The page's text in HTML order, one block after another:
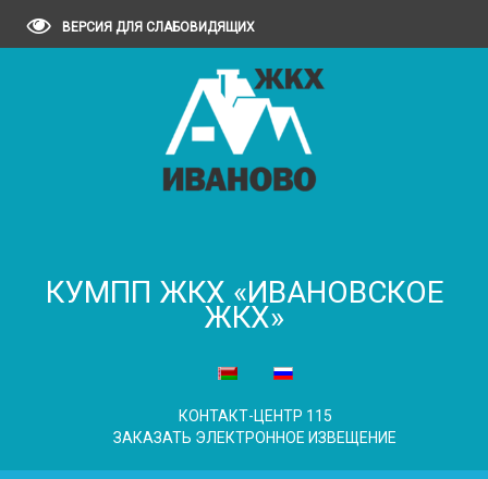
ВЕРСИЯ ДЛЯ СЛАБОВИДЯЩИХ
КУМПП ЖКХ «ИВАНОВСКОЕ
ЖКХ»
КОНТАКТ-ЦЕНТР 115
ЗАКАЗАТЬ ЭЛЕКТРОННОЕ ИЗВЕЩЕНИЕ